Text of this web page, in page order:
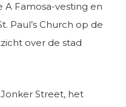
A Famosa-vesting en
Paul’s Church op de
over de stad
Street, het